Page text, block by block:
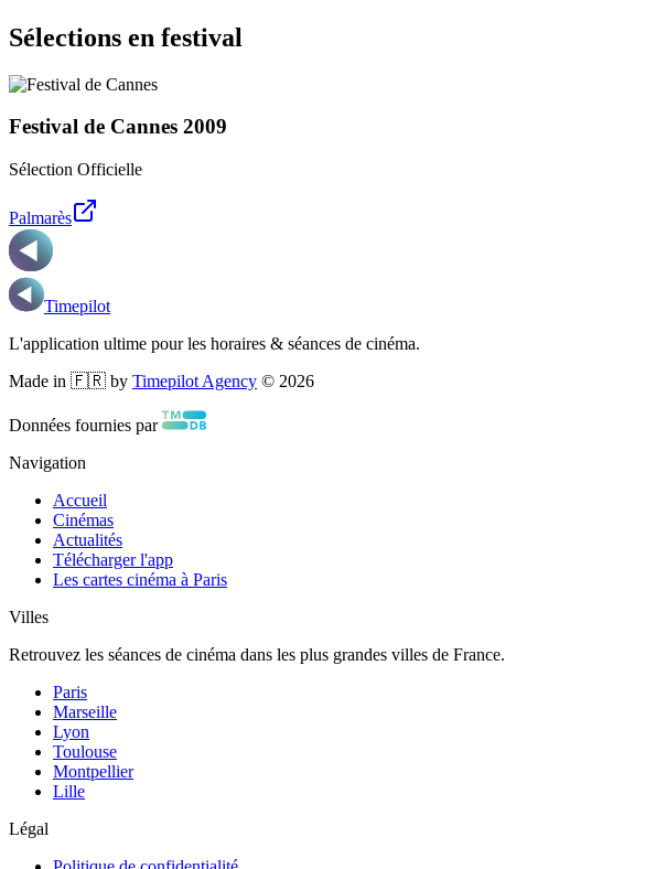
Sélections en festival
Festival de Cannes 2009
Sélection Officielle
Palmarès
Timepilot
L'application ultime pour les horaires & séances de cinéma.
Made in 🇫🇷 by Timepilot Agency © 2026
Données fournies par
Navigation
Accueil
Cinémas
Actualités
Télécharger l'app
Les cartes cinéma à Paris
Villes
Retrouvez les séances de cinéma dans les plus grandes villes de France.
Paris
Marseille
Lyon
Toulouse
Montpellier
Lille
Légal